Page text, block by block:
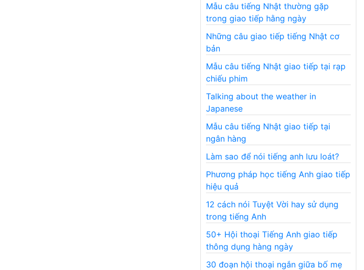
Mẫu câu tiếng Nhật thường gặp
trong giao tiếp hằng ngày
Những câu giao tiếp tiếng Nhật cơ
bản
Mẫu câu tiếng Nhật giao tiếp tại rạp
chiếu phim
Talking about the weather in
Japanese
Mẫu câu tiếng Nhật giao tiếp tại
ngân hàng
Làm sao để nói tiếng anh lưu loát?
Phương pháp học tiếng Anh giao tiếp
hiệu quả
12 cách nói Tuyệt Vời hay sử dụng
trong tiếng Anh
50+ Hội thoại Tiếng Anh giao tiếp
thông dụng hàng ngày
30 đoạn hội thoại ngắn giữa bố mẹ